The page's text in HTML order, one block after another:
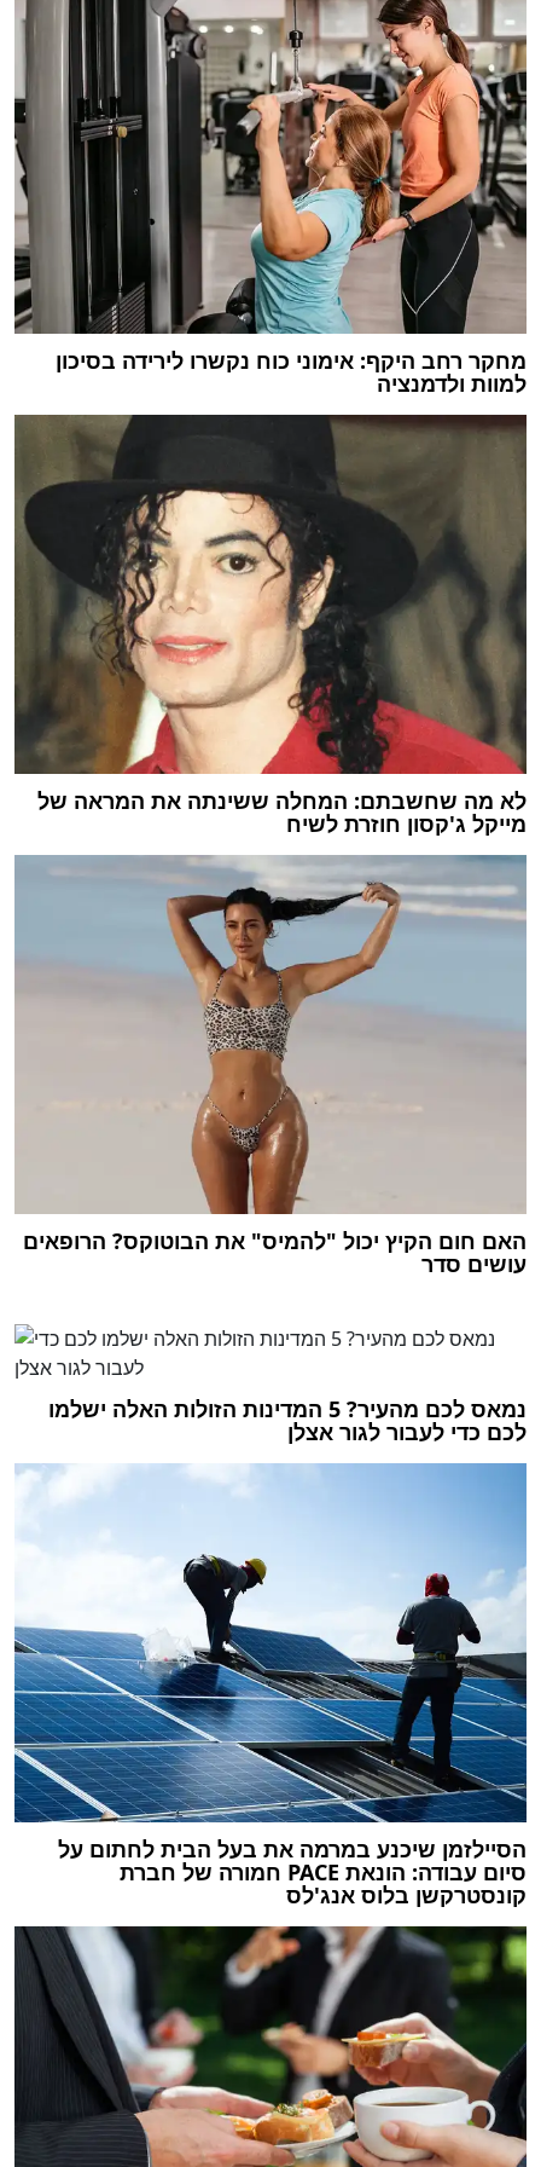
מחקר רחב היקף: אימוני כוח נקשרו לירידה בסיכון
למוות ולדמנציה
לא מה שחשבתם: המחלה ששינתה את המראה של
מייקל ג'קסון חוזרת לשיח
האם חום הקיץ יכול "להמיס" את הבוטוקס? הרופאים
עושים סדר
נמאס לכם מהעיר? 5 המדינות הזולות האלה ישלמו
לכם כדי לעבור לגור אצלן
הסיילזמן שיכנע במרמה את בעל הבית לחתום על
סיום עבודה: הונאת PACE חמורה של חברת
קונסטרקשן בלוס אנג'לס